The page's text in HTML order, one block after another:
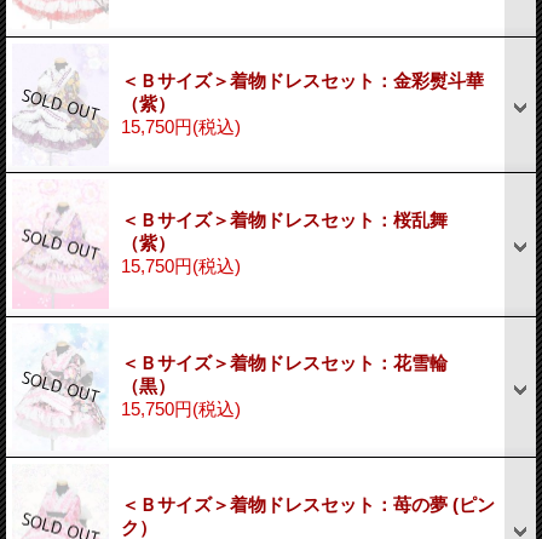
＜Ｂサイズ＞着物ドレスセット：金彩熨斗華
（紫）
15,750円(税込)
＜Ｂサイズ＞着物ドレスセット：桜乱舞
（紫）
15,750円(税込)
＜Ｂサイズ＞着物ドレスセット：花雪輪
（黒）
15,750円(税込)
＜Ｂサイズ＞着物ドレスセット：苺の夢 (ピン
ク）